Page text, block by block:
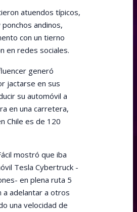
atuendos típicos,
andinos,
con un tierno
en redes sociales.
generó
jactarse en sus
su automóvil a
en una carretera,
Chile es de 120
mostró que iba
Tesla Cybertruck -
en plena ruta 5
a adelantar a otros
una velocidad de